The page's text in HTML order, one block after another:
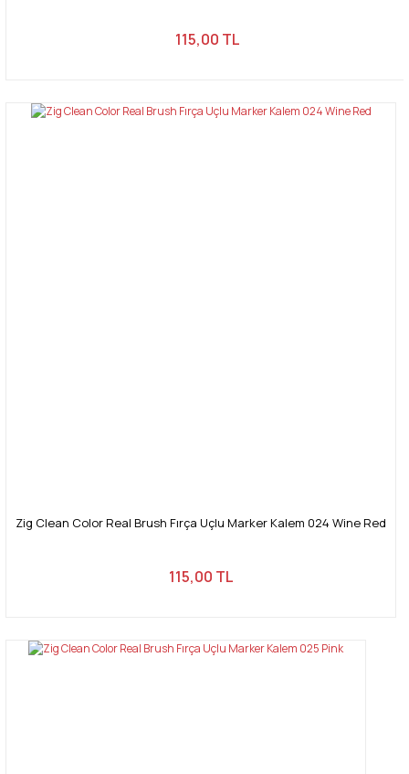
115,00 TL
Zig Clean Color Real Brush Fırça Uçlu Marker Kalem 024 Wine Red
115,00 TL